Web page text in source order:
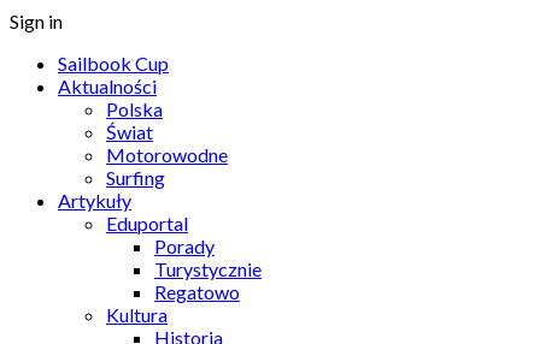
Sign in
Sailbook Cup
Aktualności
Polska
Świat
Motorowodne
Surfing
Artykuły
Eduportal
Porady
Turystycznie
Regatowo
Kultura
Historia